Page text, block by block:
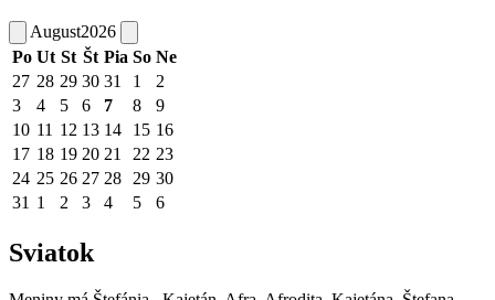
August2026
Po Ut St Št Pia So Ne
27 28 29 30 31 1
2
3
4 5 6 7 8
9
10 11 12 13 14 15 16
17 18 19 20 21 22 23
24 25 26 27 28 29 30
31 1 2 3 4 5 6
Sviatok